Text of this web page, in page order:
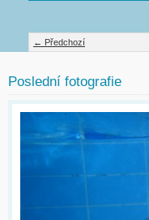
← Předchozí
Poslední fotografie